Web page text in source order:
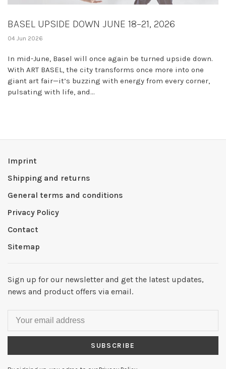
BASEL UPSIDE DOWN JUNE 18–21, 2026
04 Jun 2026
In mid-June, Basel will once again be turned upside down.
With ART BASEL, the city transforms once more into one
giant art fair—it’s buzzing with energy from every corner,
pulsating with life, and...
Imprint
Shipping and returns
General terms and conditions
Privacy Policy
Contact
Sitemap
Sign up for our newsletter and get the latest updates,
news and product offers via email.
SUBSCRIBE